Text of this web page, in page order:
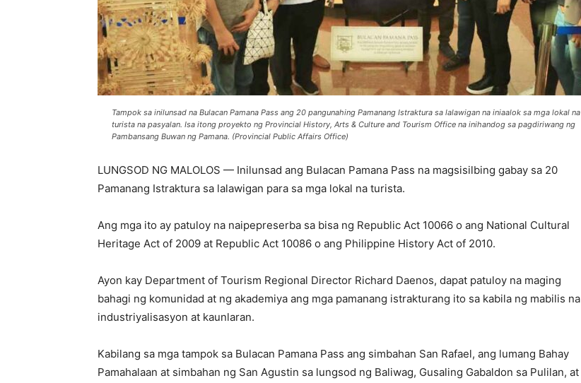
Tampok sa inilunsad na Bulacan Pamana Pass ang 20 pangunahing Pamanang Istraktura sa lalawigan na iniaalok sa mga lokal na
turista na pasyalan. Isa itong proyekto ng Provincial History, Arts & Culture and Tourism Office na inihandog sa pagdiriwang ng
Pambansang Buwan ng Pamana. (Provincial Public Affairs Office)
LUNGSOD NG MALOLOS — Inilunsad ang Bulacan Pamana Pass na magsisilbing gabay sa 20
Pamanang Istraktura sa lalawigan para sa mga lokal na turista.
Ang mga ito ay patuloy na naipepreserba sa bisa ng Republic Act 10066 o ang National Cultural
Heritage Act of 2009 at Republic Act 10086 o ang Philippine History Act of 2010.
Ayon kay Department of Tourism Regional Director Richard Daenos, dapat patuloy na maging
bahagi ng komunidad at ng akademiya ang mga pamanang istrakturang ito sa kabila ng mabilis na
industriyalisasyon at kaunlaran.
Kabilang sa mga tampok sa Bulacan Pamana Pass ang simbahan San Rafael, ang lumang Bahay
Pamahalaan at simbahan ng San Agustin sa lungsod ng Baliwag, Gusaling Gabaldon sa Pulilan, at